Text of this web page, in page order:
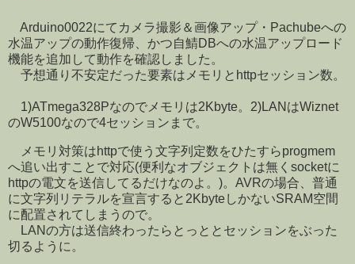
Arduino0022にてカメラ撮影＆画像アップ・Pachubeへの
水温アップの動作復帰、かつ自鯖DBへの水温アップロード
機能を追加して動作を確認しました。
予想通り不安定だった要素はメモリとhttpセッション数。
1)ATmega328Pなのでメモリは2Kbyte。2)LANはWiznet
のW5100なので4セッションまで。
メモリ対策はhttpで使う文字列定数をひたすらprogmem
へ追い出すことで対応(便利なオブジェクトは無くsocketに
httpの電文を送信してるだけなのよ。)。AVRの場合、普通
に文字列リテラルを宣言すると2KbyteしかないSRAM空間
に配置されてしまうので。
LANの方は送信終わったらとっととセッションをぶった
切るように。